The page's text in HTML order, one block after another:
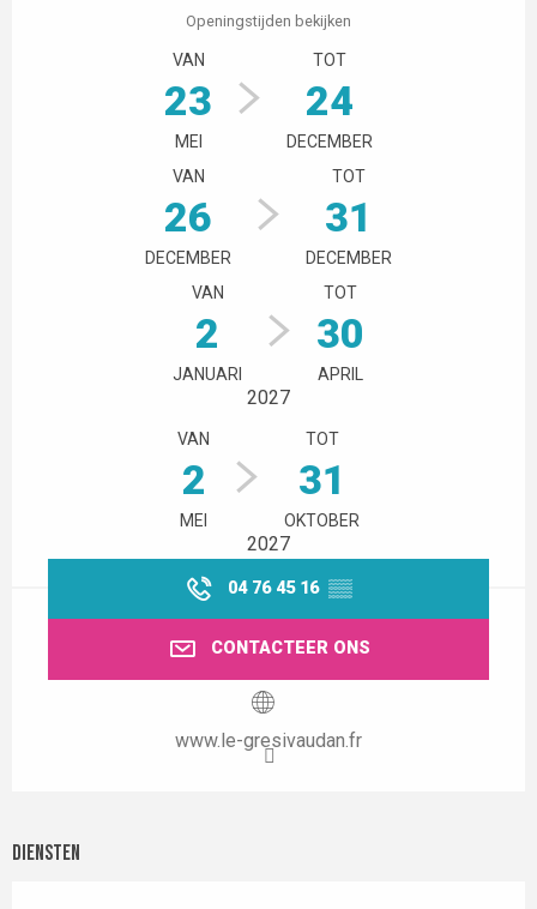
Openingstijden bekijken
VAN
23
MEI
TOT
24
DECEMBER
VAN
26
DECEMBER
TOT
31
DECEMBER
VAN
2
JANUARI
TOT
30
APRIL
2027
VAN
2
MEI
TOT
31
OKTOBER
2027
04 76 45 16 ▒▒
CONTACTEER ONS
www.le-gresivaudan.fr
Diensten